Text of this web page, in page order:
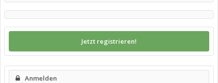
Jetzt registrieren!
Anmelden